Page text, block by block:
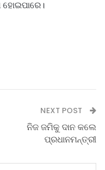
ହୋଇପାରେ।
NEXT POST
ନିଜ ଜମିକୁ ଦାନ କଲେ
ପ୍ରଧାନମନ୍ତ୍ରୀ